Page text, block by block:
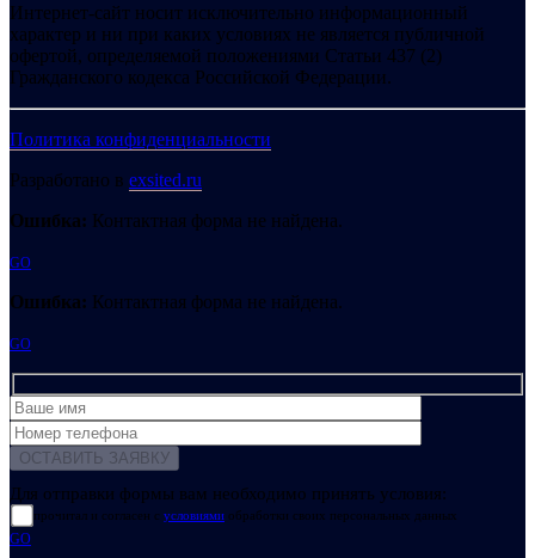
Интернет-сайт носит исключительно информационный
характер и ни при каких условиях не является публичной
офертой, определяемой положениями Статьи 437 (2)
Гражданского кодекса Российской Федерации.
Политика конфиденциальности
Разработано в exsited.ru
Ошибка: Контактная форма не найдена.
GO
Ошибка: Контактная форма не найдена.
GO
Для отправки формы вам необходимо принять условия:
прочитал и согласен с условиями обработки своих персональных данных
GO